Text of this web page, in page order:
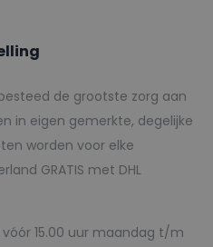
de grootste zorg aan
in eigen gemerkte, degelijke
worden voor elke
GRATIS met DHL
15.00 uur maandag t/m